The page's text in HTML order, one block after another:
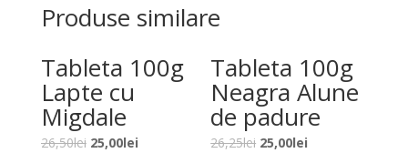
Produse similare
Tableta 100g
Lapte cu
Migdale
26,50lei Prețul
25,00leiPrețul
Tableta 100g
Neagra Alune
de padure
26,25lei Prețul
25,00lei